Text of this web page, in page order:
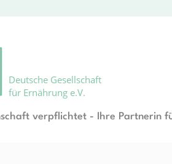
Deutsche Gesellschaft
für Ernährung e.V.
verpflichtet - Ihre Partnerin